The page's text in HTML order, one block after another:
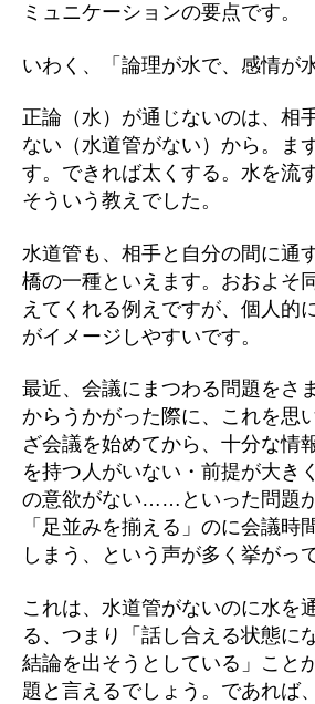
ミュニケーションの要点です。
いわく、「論理が水で、感情が
正論（水）が通じないのは、相
ない（水道管がない）から。ま
す。できれば太くする。水を流
そういう教えでした。
水道管も、相手と自分の間に通
橋の一種といえます。おおよそ
えてくれる例えですが、個人的
がイメージしやすいです。
最近、会議にまつわる問題をさ
からうかがった際に、これを思
ざ会議を始めてから、十分な情
を持つ人がいない・前提が大き
の意欲がない……といった問題が
「足並みを揃える」のに会議時
しまう、という声が多く挙がっ
これは、水道管がないのに水を
る、つまり「話し合える状態に
結論を出そうとしている」こと
題と言えるでしょう。であれば